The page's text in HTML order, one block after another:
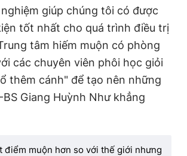
giúp chúng tôi có được
tốt nhất cho quá trình điều trị
tâm hiếm muộn có phòng
các chuyên viên phôi học giỏi
thêm cánh" để tạo nên những
Giang Huỳnh Như khẳng
điểm muộn hơn so với thế giới nhưng